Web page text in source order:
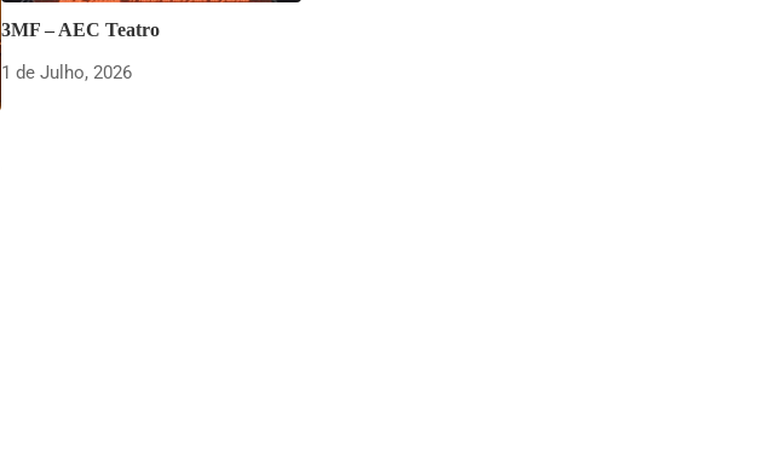
3MF – AEC Teatro
1 de Julho, 2026